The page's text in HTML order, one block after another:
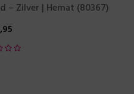
– Zilver | Hemat (80367)